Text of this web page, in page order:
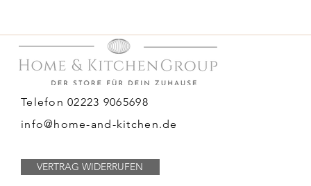
Telefon 02223 9065698
info@home-and-kitchen.de
VERTRAG WIDERRUFEN